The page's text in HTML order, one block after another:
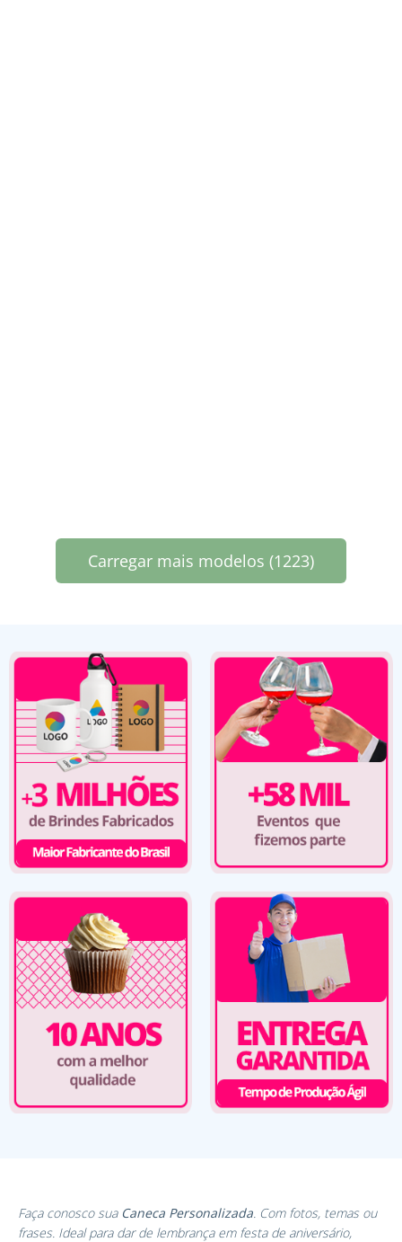
Carregar mais modelos (1223)
Faça conosco sua Caneca Personalizada . Com fotos, temas ou
frases. Ideal para dar de lembrança em festa de aniversário,